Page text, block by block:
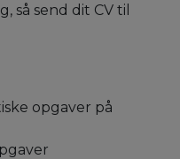
så send dit CV til
opgaver på